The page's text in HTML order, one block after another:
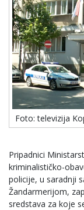
Foto: televizija
Pripadnici
kriminalističko-
policije, u saradnji
Žandarmerijom,
sredstava za koje